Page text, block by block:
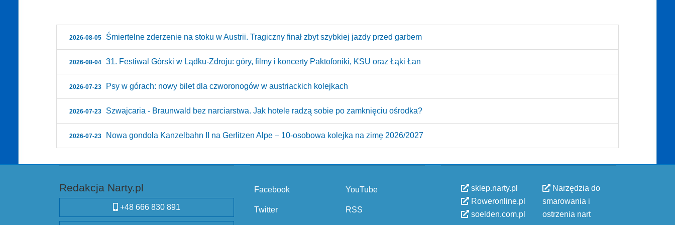
2026-08-05 Śmiertelne zderzenie na stoku w Austrii. Tragiczny finał zbyt szybkiej jazdy przed garbem
2026-08-04 31. Festiwal Górski w Lądku-Zdroju: góry, filmy i koncerty Paktofoniki, KSU oraz Łąki Łan
2026-07-23 Psy w górach: nowy bilet dla czworonogów w austriackich kolejkach
2026-07-23 Szwajcaria - Braunwald bez narciarstwa. Jak hotele radzą sobie po zamknięciu ośrodka?
2026-07-23 Nowa gondola Kanzelbahn II na Gerlitzen Alpe – 10‑osobowa kolejka na zimę 2026/2027
Redakcja Narty.pl
+48 666 830 891
Facebook
Twitter
YouTube
RSS
sklep.narty.pl
Roweronline.pl
soelden.com.pl
Narzędzia do
smarowania i
ostrzenia nart